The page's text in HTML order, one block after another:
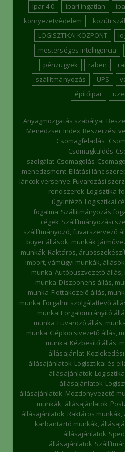
Ipar 4.0
ipari ingatlan
környezetvédelem
közúti
LOGISZTIKAI KÖZPONT
mesterséges intelligencia
pénzügyek
raben
szállítmányozás
UPS
építőipar
Anyagmozgatás szabályai
Menedzser Index Beszerzési
Csomagfeladás
Csomagküldés
szolgálat Csomagolás
menedzsment Ellátási lánc
láncok versenye Fuvarozási
rendszerek Logisztika
ügyintéző Logisztikai
fogalma Szállítmányozás
cégek Szállítmányozási
szállítmányozó, fuvarszervező
buyer állások, munkák
munkák Raktáros,
import, vámügyi munkák, állások
munka Autóbuszvezető állás,
munka Diszponens állás,
munka Flottakezelő állás,
munka Forgalmi szolgálattevő
munka Forgalomirányító
munka Fuvarozó állás,
munka Gépkocsivezető állás,
munka Kézbesítő állás,
állásajánlat
állásajánlatok Logisztikai és
állásajánlatok
állásajánlatok
állásajánlatok Mozdonyvezető
munkák, állásajánlatok
állásajánlatok Raktáros
karbantartó munkák,
állásajánlatok
állásajánlatok